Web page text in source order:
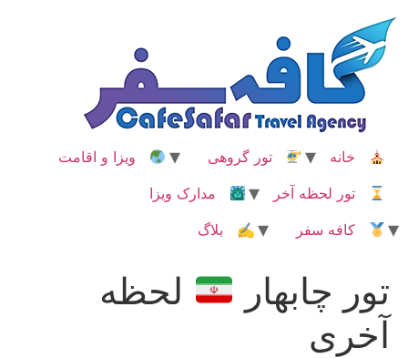
محتوا
خانه تور گروهی
ویزا و اقامت
تور لحظه آخر
مدارک ویزا
کافه سفر
✍ بلاگ
تور چابهار
لحظه
آخری